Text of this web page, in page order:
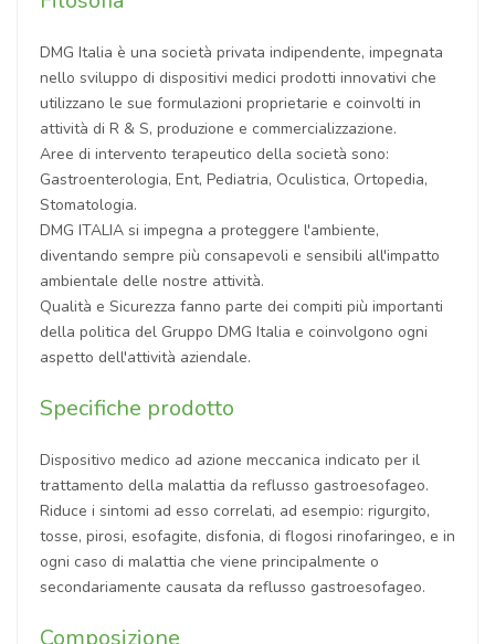
DMG Italia è una società privata indipendente, impegnata
nello sviluppo di dispositivi medici prodotti innovativi che
utilizzano le sue formulazioni proprietarie e coinvolti in
attività di R & S, produzione e commercializzazione.
Aree di intervento terapeutico della società sono:
Gastroenterologia, Ent, Pediatria, Oculistica, Ortopedia,
Stomatologia.
DMG ITALIA si impegna a proteggere l'ambiente,
diventando sempre più consapevoli e sensibili all'impatto
ambientale delle nostre attività.
Qualità e Sicurezza fanno parte dei compiti più importanti
della politica del Gruppo DMG Italia e coinvolgono ogni
aspetto dell'attività aziendale.
Specifiche prodotto
Dispositivo medico ad azione meccanica indicato per il
trattamento della malattia da reflusso gastroesofageo.
Riduce i sintomi ad esso correlati, ad esempio: rigurgito,
tosse, pirosi, esofagite, disfonia, di flogosi rinofaringeo, e in
ogni caso di malattia che viene principalmente o
secondariamente causata da reflusso gastroesofageo.
Composizione